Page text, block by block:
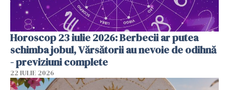
Horoscop 23 iulie 2026: Berbecii ar putea
schimba jobul, Vărsătorii au nevoie de odihnă
- previziuni complete
22 IULIE 2026